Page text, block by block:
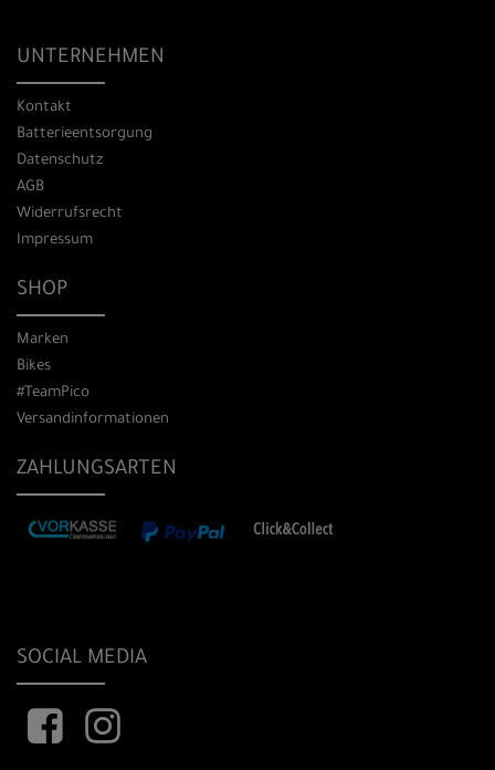
UNTERNEHMEN
Kontakt
Batterieentsorgung
Datenschutz
AGB
Widerrufsrecht
Impressum
SHOP
Marken
Bikes
#TeamPico
Versandinformationen
ZAHLUNGSARTEN
SOCIAL MEDIA